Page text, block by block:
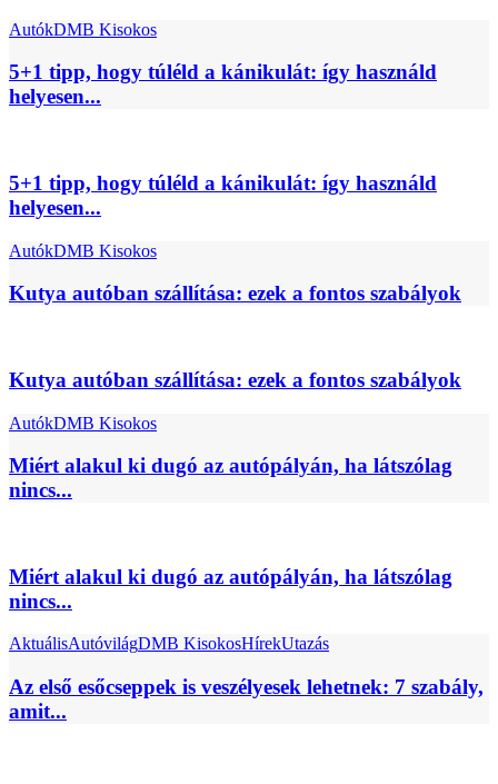
AutókDMB Kisokos
5+1 tipp, hogy túléld a kánikulát: így használd
helyesen...
5+1 tipp, hogy túléld a kánikulát: így használd
helyesen...
AutókDMB Kisokos
Kutya autóban szállítása: ezek a fontos szabályok
Kutya autóban szállítása: ezek a fontos szabályok
AutókDMB Kisokos
Miért alakul ki dugó az autópályán, ha látszólag
nincs...
Miért alakul ki dugó az autópályán, ha látszólag
nincs...
AktuálisAutóvilágDMB KisokosHírekUtazás
Az első esőcseppek is veszélyesek lehetnek: 7 szabály,
amit...